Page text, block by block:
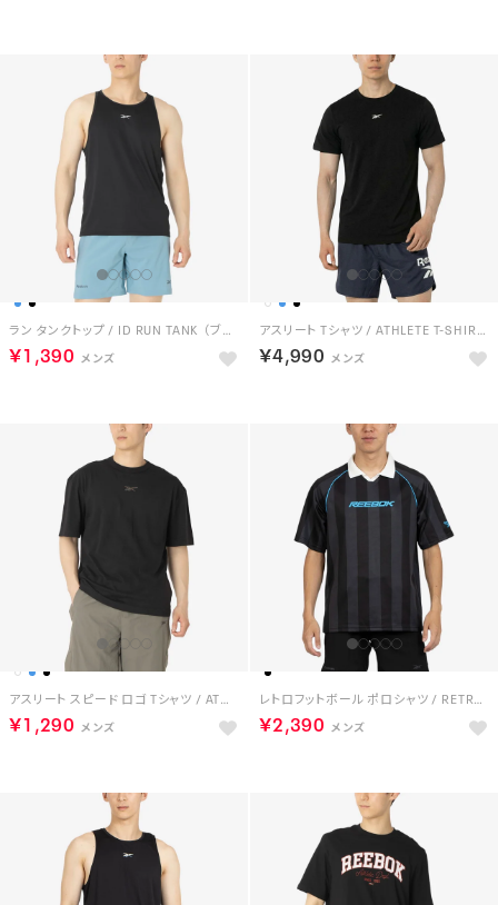
ラン タンクトップ / ID RUN TANK （ブラック）
￥1,390
アスリート Tシャツ / ATHLETE T-SHIRT （ブラック）
￥4,990
アスリート スピード ロゴ Tシャツ / ATHLETE SPEED LOGO T-SHIRT （ブラック）
￥1,290
レトロフットボール ポロシャツ / RETRO FOOTY POLO （ブラック）
￥2,390